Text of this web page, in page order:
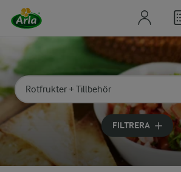
Sök på kategori eller ingrediens
Skriv in sökord för att få förslag
FILTRERA